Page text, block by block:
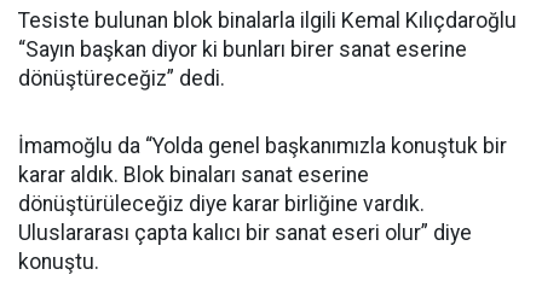
Tesiste bulunan blok binalarla ilgili Kemal Kılıçdaroğlu
“Sayın başkan diyor ki bunları birer sanat eserine
dönüştüreceğiz” dedi.
İmamoğlu da “Yolda genel başkanımızla konuştuk bir
karar aldık. Blok binaları sanat eserine
dönüştürüleceğiz diye karar birliğine vardık.
Uluslararası çapta kalıcı bir sanat eseri olur” diye
konuştu.